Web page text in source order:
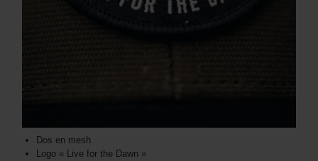
Dos en mesh
Logo « Live for the Dawn »